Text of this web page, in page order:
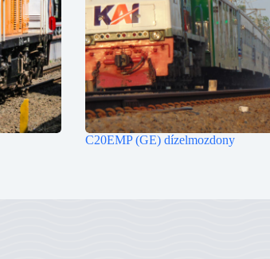
C20EMP (GE) dízelmozdony